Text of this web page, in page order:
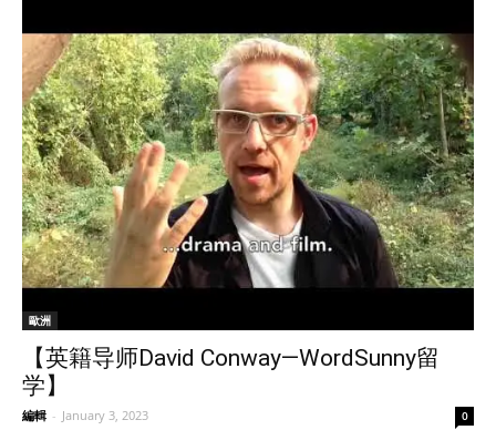
歐洲
【英籍导师David Conway—WordSunny留
学】
編輯 - January 3, 2023 0